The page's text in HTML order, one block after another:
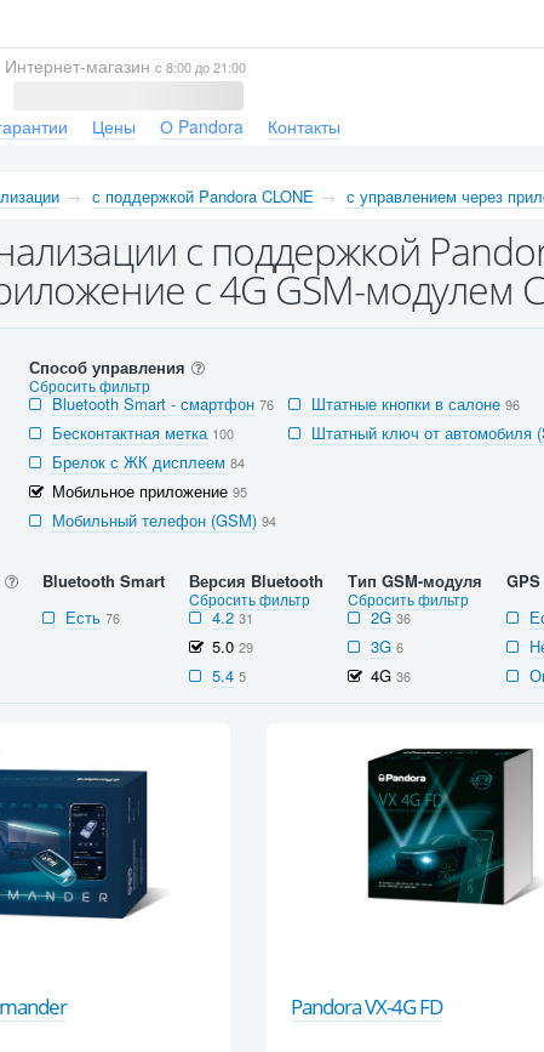
Интернет-магазин с 8:00 до 21:00
Цены О Pandora Контакты
с поддержкой Pandora CLONE с управлением через
с поддержкой
с 4G GSM-модулем
Способ управления
Cбросить фильтр
Bluetooth Smart - смартфон 76
Бесконтактная метка 100
Брелок с ЖК дисплеем 84
Мобильное приложение 95
Мобильный телефон (GSM) 94
Штатные кнопки в салоне 96
Штатный ключ от автомобиля
Bluetooth Smart
Есть 76
Версия Bluetooth
Cбросить фильтр
4.2 31
5.0 29
5.4 5
Тип GSM-модуля
Cбросить фильтр
2G 36
3G 6
4G 36
Pandora VX-4G FD